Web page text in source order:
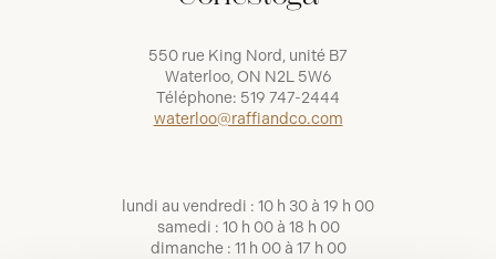
550 rue King Nord, unité B7
Waterloo, ON N2L 5W6
Téléphone: 519 747-2444
waterloo@raffiandco.com
lundi au vendredi : 10 h 30 à 19 h 00
samedi : 10 h 00 à 18 h 00
dimanche : 11 h 00 à 17 h 00